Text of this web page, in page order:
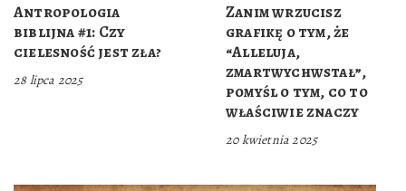
Antropologia
biblijna #1: Czy
cielesność jest zła?
28 lipca 2025
Zanim wrzucisz
grafikę o tym, że
“Alleluja,
zmartwychwstał”,
pomyśl o tym, co to
właściwie znaczy
20 kwietnia 2025